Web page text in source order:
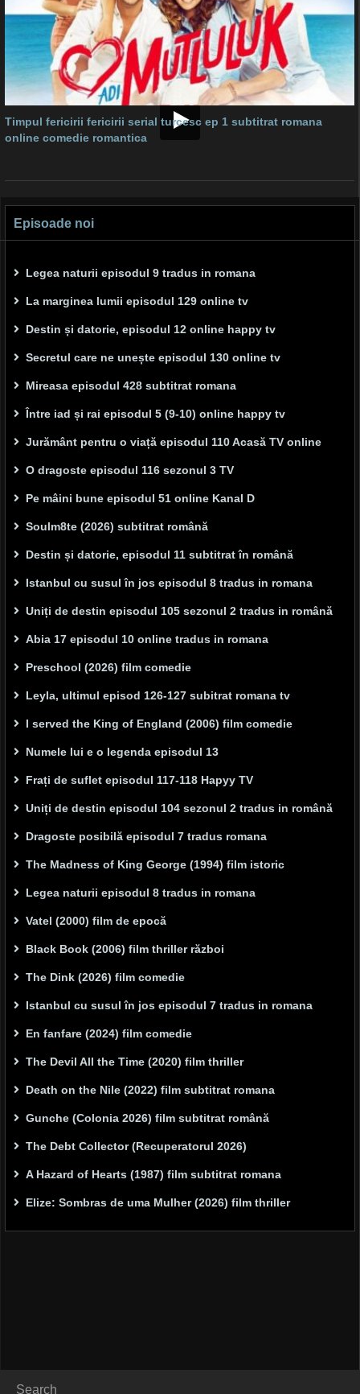
Timpul fericirii fericirii serial turcesc ep 1 subtitrat romana
online comedie romantica
Episoade noi
Legea naturii episodul 9 tradus in romana
La marginea lumii episodul 129 online tv
Destin și datorie, episodul 12 online happy tv
Secretul care ne unește episodul 130 online tv
Mireasa episodul 428 subtitrat romana
Între iad și rai episodul 5 (9-10) online happy tv
Jurământ pentru o viață episodul 110 Acasă TV online
O dragoste episodul 116 sezonul 3 TV
Pe mâini bune episodul 51 online Kanal D
Soulm8te (2026) subtitrat română
Destin și datorie, episodul 11 subtitrat în română
Istanbul cu susul în jos episodul 8 tradus in romana
Uniți de destin episodul 105 sezonul 2 tradus in română
Abia 17 episodul 10 online tradus in romana
Preschool (2026) film comedie
Leyla, ultimul episod 126-127 subitrat romana tv
I served the King of England (2006) film comedie
Numele lui e o legenda episodul 13
Frați de suflet episodul 117-118 Hapyy TV
Uniți de destin episodul 104 sezonul 2 tradus in română
Dragoste posibilă episodul 7 tradus romana
The Madness of King George (1994) film istoric
Legea naturii episodul 8 tradus in romana
Vatel (2000) film de epocă
Black Book (2006) film thriller război
The Dink (2026) film comedie
Istanbul cu susul în jos episodul 7 tradus in romana
En fanfare (2024) film comedie
The Devil All the Time (2020) film thriller
Death on the Nile (2022) film subtitrat romana
Gunche (Colonia 2026) film subtitrat română
The Debt Collector (Recuperatorul 2026)
A Hazard of Hearts (1987) film subtitrat romana
Elize: Sombras de uma Mulher (2026) film thriller
Search